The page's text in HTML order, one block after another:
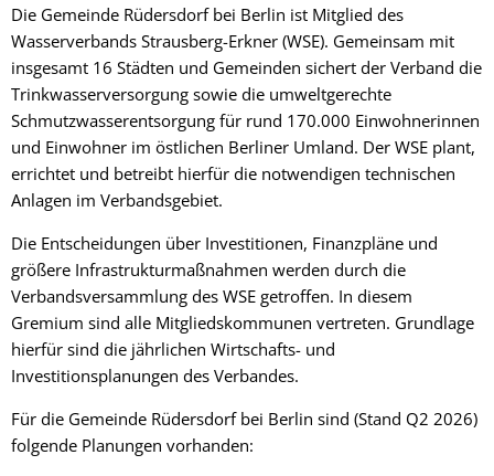
Wasserverband
Die Gemeinde Rüdersdorf bei Berlin ist Mitglied des
Wasserverbands Strausberg-Erkner (WSE). Gemeinsam mit
insgesamt 16 Städten und Gemeinden sichert der Verband die
Trinkwasserversorgung sowie die umweltgerechte
Schmutzwasserentsorgung für rund 170.000 Einwohnerinnen
und Einwohner im östlichen Berliner Umland. Der WSE plant,
errichtet und betreibt hierfür die notwendigen technischen
Anlagen im Verbandsgebiet.
Die Entscheidungen über Investitionen, Finanzpläne und
größere Infrastrukturmaßnahmen werden durch die
Verbandsversammlung des WSE getroffen. In diesem
Gremium sind alle Mitgliedskommunen vertreten. Grundlage
hierfür sind die jährlichen Wirtschafts- und
Investitionsplanungen des Verbandes.
Für die Gemeinde Rüdersdorf bei Berlin sind (Stand Q2 2026)
folgende Planungen vorhanden: